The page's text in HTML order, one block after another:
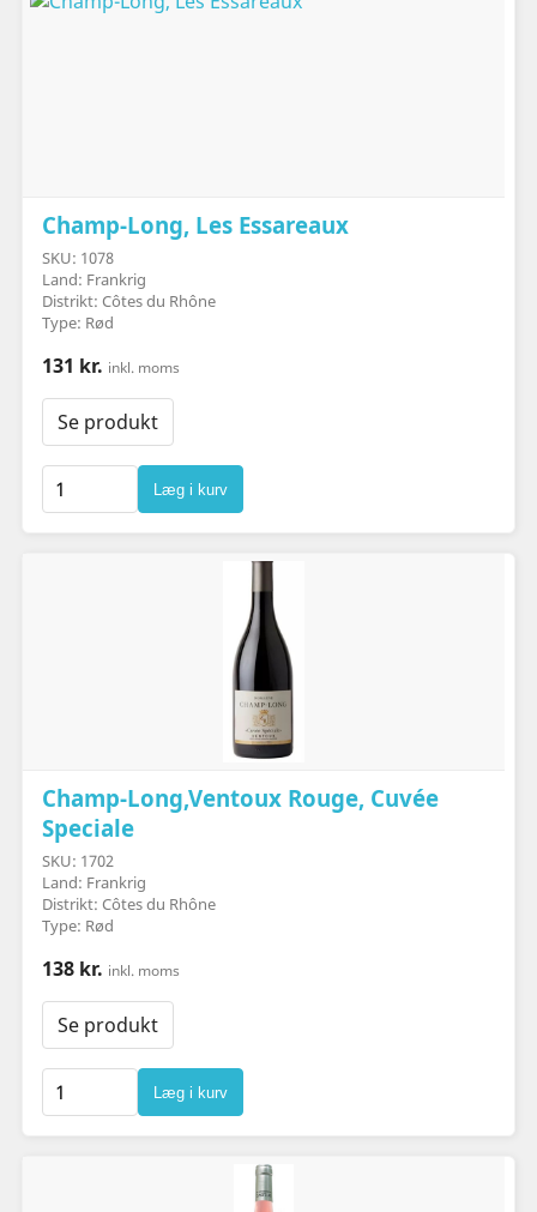
Champ-Long, Les Essareaux
SKU: 1078
Land: Frankrig
Distrikt: Côtes du Rhône
Type: Rød
131 kr. inkl. moms
Se produkt
Læg i kurv
Champ-Long,Ventoux Rouge, Cuvée
Speciale
SKU: 1702
Land: Frankrig
Distrikt: Côtes du Rhône
Type: Rød
138 kr. inkl. moms
Se produkt
Læg i kurv